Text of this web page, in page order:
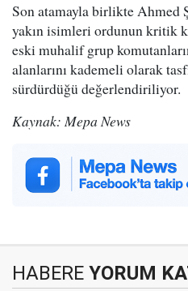
Son atamayla birlikte Ahmed
yakın isimleri ordunun kritik
eski muhalif grup
alanlarını kademeli olarak
sürdürdüğü değerlendiriliyor.
Kaynak: Mepa News
HABERE YORUM